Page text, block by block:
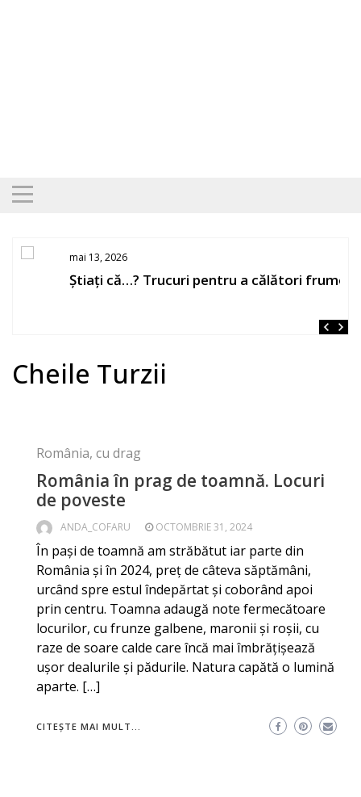
mai 13, 2026
Știați că…? Trucuri pentru a călători frumos
Cheile Turzii
România, cu drag
România în prag de toamnă. Locuri
de poveste
ANDA_COFARU OCTOMBRIE 31, 2024
În pași de toamnă am străbătut iar parte din
România și în 2024, preț de câteva săptămâni,
urcând spre estul îndepărtat și coborând apoi
prin centru. Toamna adaugă note fermecătoare
locurilor, cu frunze galbene, maronii și roșii, cu
raze de soare calde care încă mai îmbrățișează
ușor dealurile și pădurile. Natura capătă o lumină
aparte. […]
CITEȘTE MAI MULT...